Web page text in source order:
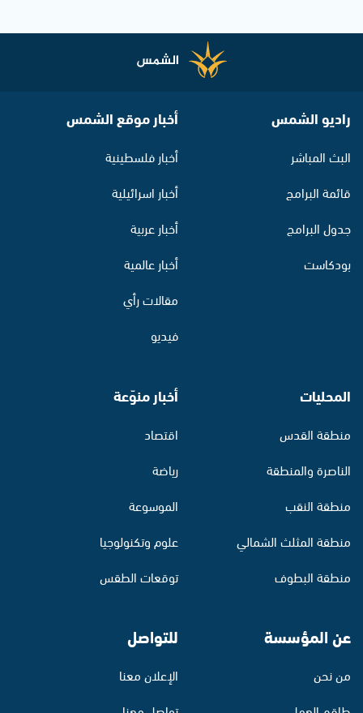
راديو الشمس
البث المباشر
قائمة البرامج
جدول البرامج
بودكاست
أخبار موقع الشمس
أخبار فلسطينية
أخبار اسرائيلية
أخبار عربية
أخبار عالمية
مقالات رأي
فيديو
المحليات
منطقة القدس
الناصرة والمنطقة
منطقة النقب
منطقة المثلث الشمالي
منطقة البطوف
أخبار منوّعة
اقتصاد
رياضة
الموسوعة
علوم وتكنولوجيا
توقعات الطقس
عن المؤسسة
من نحن
للتواصل
الإعلان معنا